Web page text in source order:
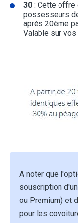
30 : Cette offre
possesseurs
après 20ème
Valable sur
A noter que
souscription
ou Premium) et
pour les